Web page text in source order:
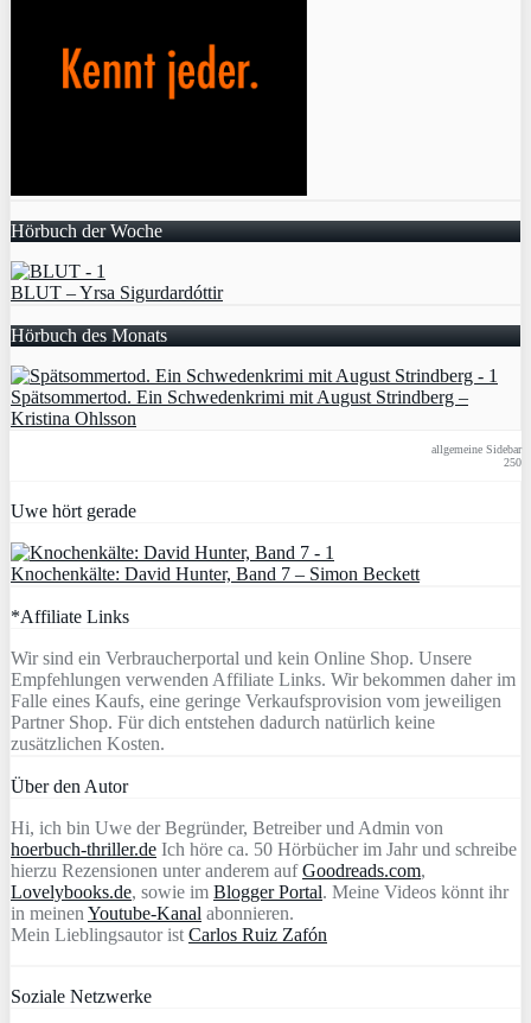
Hörbuch der Woche
BLUT – Yrsa Sigurdardóttir
Hörbuch des Monats
Spätsommertod. Ein Schwedenkrimi mit August Strindberg –
Kristina Ohlsson
allgemeine Sidebar
250
Uwe hört gerade
Knochenkälte: David Hunter, Band 7 – Simon Beckett
*Affiliate Links
Wir sind ein Verbraucherportal und kein Online Shop. Unsere
Empfehlungen verwenden Affiliate Links. Wir bekommen daher im
Falle eines Kaufs, eine geringe Verkaufsprovision vom jeweiligen
Partner Shop. Für dich entstehen dadurch natürlich keine
zusätzlichen Kosten.
Über den Autor
Hi, ich bin Uwe der Begründer, Betreiber und Admin von
hoerbuch-thriller.de Ich höre ca. 50 Hörbücher im Jahr und schreibe
hierzu Rezensionen unter anderem aufGoodreads.com,
Lovelybooks.de, sowie im Blogger Portal. Meine Videos könnt ihr
in meinen Youtube-Kanal abonnieren.
Mein Lieblingsautor ist Carlos Ruiz Zafón
Soziale Netzwerke